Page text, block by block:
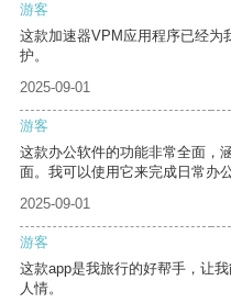
游客
这款加速器VPM应用程序已经为
护。
2025-09-01
游客
这款办公软件的功能非常全面，
面。我可以使用它来完成日常办
2025-09-01
游客
这款app是我旅行的好帮手，让
人情。